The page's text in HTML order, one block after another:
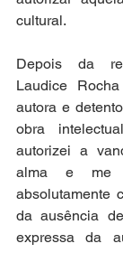
cultural.
Depois da
Laudice
autora e
obra
autorizei a
alma e me
absolutamente
da ausência
expressa da